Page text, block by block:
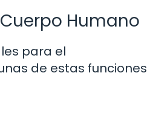
Humano
para el
de estas funciones